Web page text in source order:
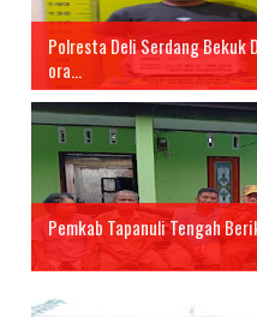
Polresta Deli Serdang Bekuk
ora...
Pemkab Tapanuli Tengah